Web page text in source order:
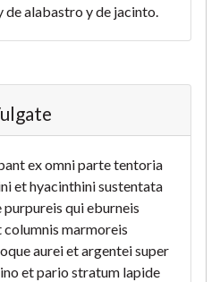
de alabastro y de jacinto.
ex omni parte tentoria
et hyacinthini sustentata
qui eburneis
marmoreis
aurei et argentei super
et pario stratum lapide